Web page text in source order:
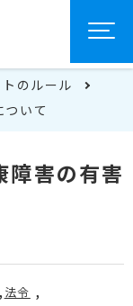
のルール
ついて
障害の有害
法令